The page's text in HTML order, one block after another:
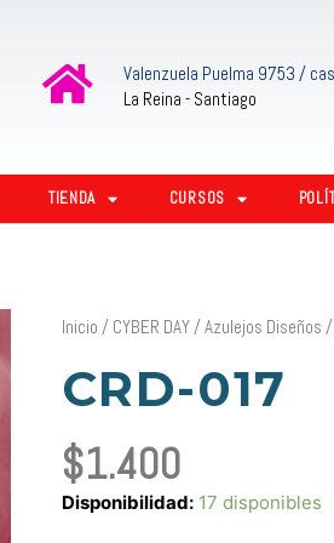
Valenzuela Puelma 9753 /
La Reina - Santiago
TIENDA CURSOS
Inicio / CYBER DAY/Azulejos Diseños /
CRD-017
$1.400
Disponibilidad: 17 disponibles
CRD-